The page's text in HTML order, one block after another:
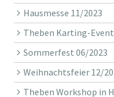
Hausmesse 11/2023
Theben Karting-
Sommerfest 06/2023
Weihnachtsfeier 12/
Theben Workshop in